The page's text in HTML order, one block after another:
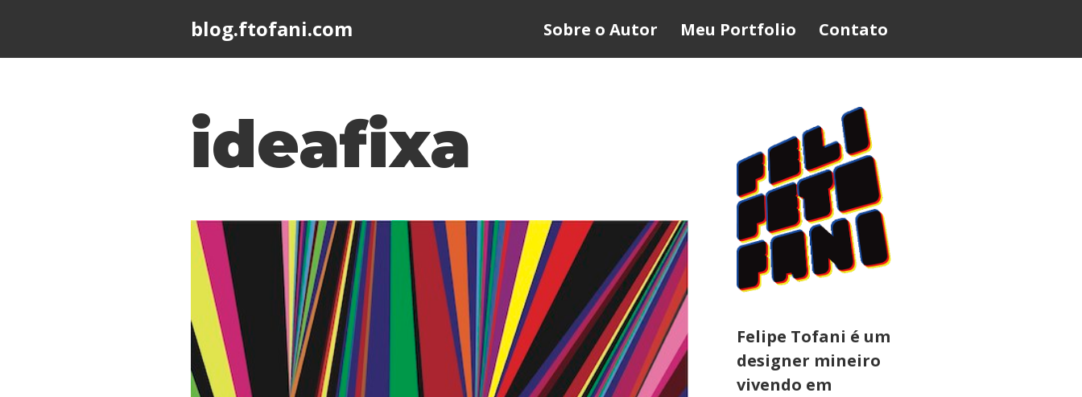
blog.ftofani.com Sobre o Autor Meu Portfolio Contato
ideafixa
Felipe Tofani é um
designer mineiro
vivendo em